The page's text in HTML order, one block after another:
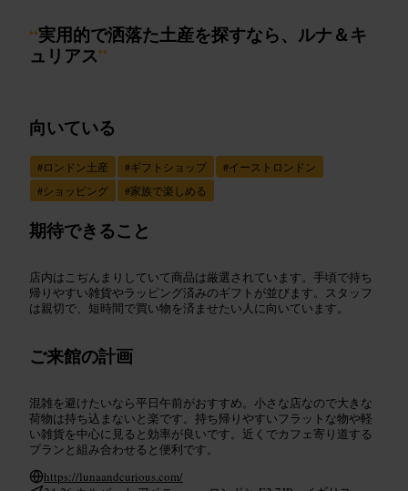
“実用的で洒落た土産を探すなら、ルナ＆キ
ュリアス”
向いている
#ロンドン土産 #ギフトショップ #イーストロンドン
#ショッピング #家族で楽しめる
期待できること
店内はこぢんまりしていて商品は厳選されています。手頃で持ち
帰りやすい雑貨やラッピング済みのギフトが並びます。スタッフ
は親切で、短時間で買い物を済ませたい人に向いています。
ご来館の計画
混雑を避けたいなら平日午前がおすすめ。小さな店なので大きな
荷物は持ち込まないと楽です。持ち帰りやすいフラットな物や軽
い雑貨を中心に見ると効率が良いです。近くでカフェ寄り道する
プランと組み合わせると便利です。
https://lunaandcurious.com/